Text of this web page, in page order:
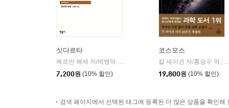
싯다르타
헤르만 헤세 저/박병덕 역
7,200원 (10% 할인)
코스모스
칼 세이건 저/홍승수 역
19,800원 (10% 할인)
검색 페이지에서 선택된 태그에 등록된 더 많은 상품을 확인해